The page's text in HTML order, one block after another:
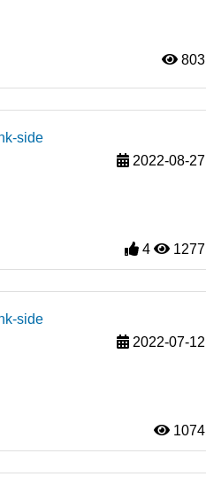
803
side
2022-08-27
4 1277
side
2022-07-12
1074